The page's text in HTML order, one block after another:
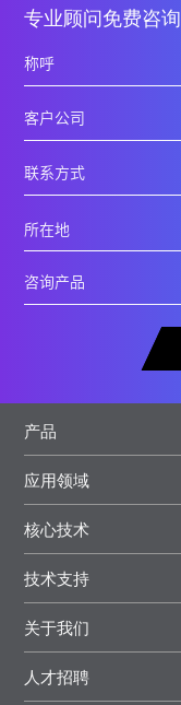
专业顾问免费咨询
产品
应用领域
核心技术
技术支持
关于我们
人才招聘